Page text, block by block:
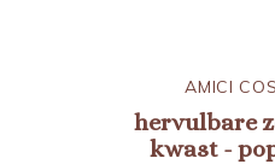
AMICI
hervulbare
kwast -